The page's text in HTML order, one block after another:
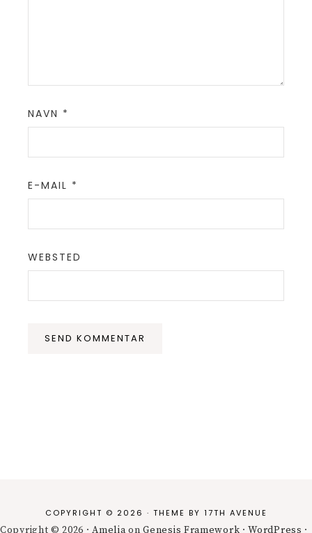
NAVN *
E-MAIL *
WEBSTED
COPYRIGHT © 2026 · THEME BY 17TH AVENUE
Copyright © 2026 ·AmeliaonGenesis Framework ·WordPress ·